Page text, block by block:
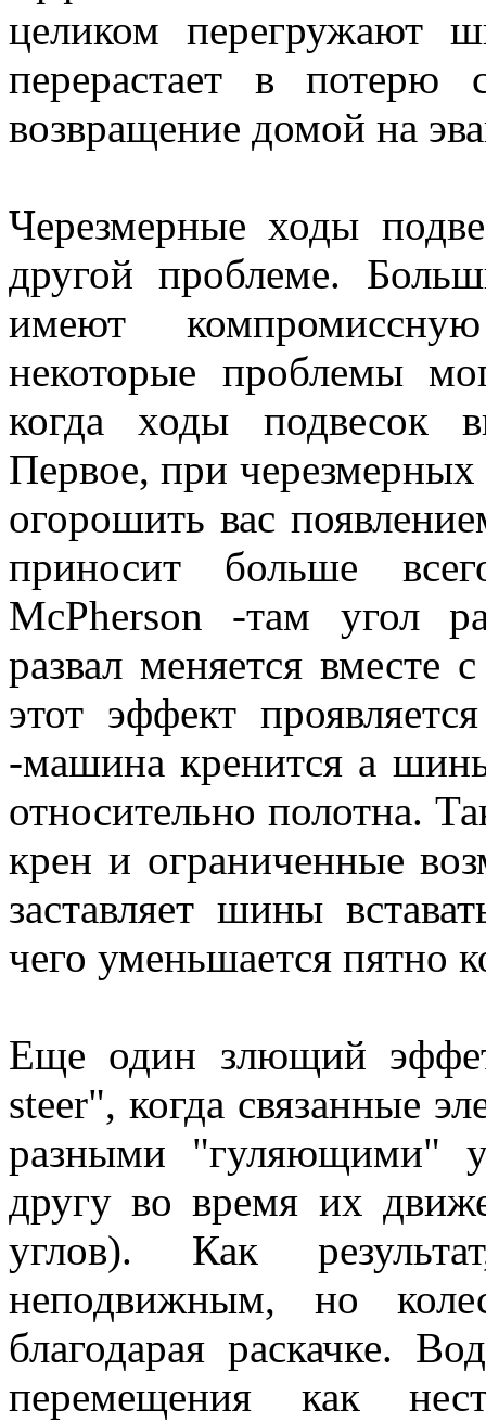
целиком перегружают
перерастает в потерю
возвращение домой на
Черезмерные ходы
другой проблеме.
имеют
некоторые проблемы
когда ходы подвесок
Первое, при
огорошить вас
приносит больше
McPherson -там угол
развал меняется вместе
этот эффект
-машина кренится а
относительно полотна.
крен и ограниченные
заставляет шины
чего уменьшается пятно
Еще один злющий
steer", когда связанные
разными "гуляющими"
другу во время их
углов). Как
неподвижным, но
благодарая раскачке.
перемещения как